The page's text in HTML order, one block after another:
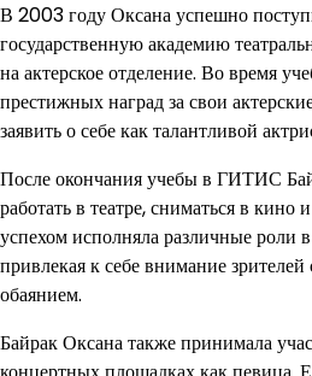
В 2003 году Оксана успешно
государственную академию
на актерское отделение. Во время
престижных наград за свои
заявить о себе как талантливой
После окончания учебы в ГИТИС
работать в театре, сниматься в кино
успехом исполняла различные роли
привлекая к себе внимание
обаянием.
Байрак Оксана также принимала